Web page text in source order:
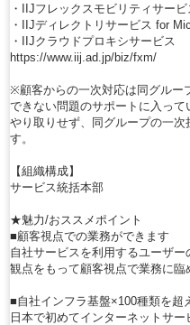
・IIJフレックスモビリティサービ
・IIJディレクトリサービス for
・IIJクラウドプロキシサービス
https://www.iij.ad.jp/biz/fxm/
※顧客からの一次対応は同グルー
できない問題のサポートに入っ
やり取りせず、同グループの一
す。
【組織構成】
サービス統括本部
★魅力/おススメポイント
■顧客視点での業務ができます
自社サービスを利用するユーザ
観点をもって顧客視点で業務に臨
■自社インフラ基盤×100種類を超
日本で初めてインターネットサ